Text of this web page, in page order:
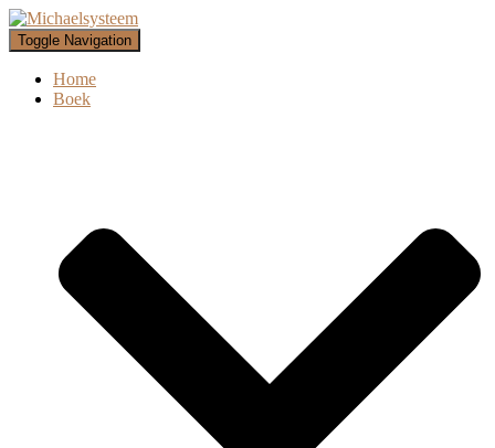
Toggle Navigation
Home
Boek